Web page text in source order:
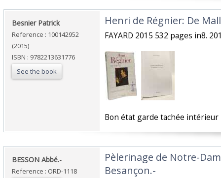
‎Besnier Patrick‎
Reference : 100142952
(2015)
ISBN : 9782213631776
See the book
‎Henri de Régnier: De
‎FAYARD 2015 532 pages in8.
‎Bon état garde tachée
‎BESSON Abbé.-‎
Reference : ORD-1118
‎Pèlerinage de Notre-
Besançon.-‎